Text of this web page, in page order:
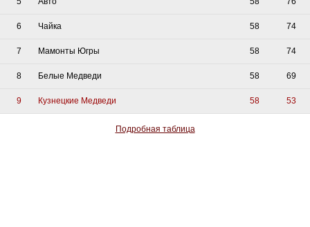
6 Чайка 58 74
7 Мамонты Югры 58 74
8 Белые Медведи 58 69
9 Кузнецкие Медведи 58 53
Подробная таблица